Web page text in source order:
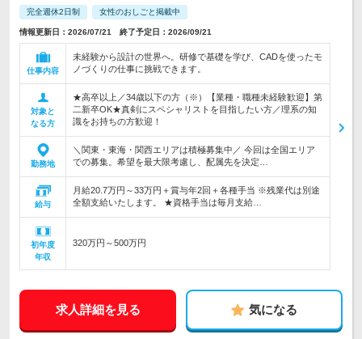
完全週休2日制 女性のおしごと掲載中
情報更新日：2026/07/21 終了予定日：2026/09/21
仕事内容
未経験から設計の世界へ。研修で基礎を学び、CADを使ったモ
ノづくりの仕事に挑戦できます。
対象と
なる方
★高卒以上／34歳以下の方（※）【業種・職種未経験歓迎】第
二新卒OK★真剣にスペシャリストを目指したい方／理系の知
識をお持ちの方歓迎！
勤務地
＼関東・東海・関西エリアは積極募集中／ 今回は全国エリア
での募集。希望を最大限考慮し、配属先を決定…
給与
月給20.7万円～33万円＋賞与年2回＋各種手当 ※残業代は別途
全額支給いたします。 ★資格手当は毎月支給…
初年度
年収
320万円～500万円
求人詳細を見る 気になる